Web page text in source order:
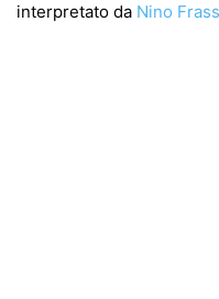
interpretato da Nino